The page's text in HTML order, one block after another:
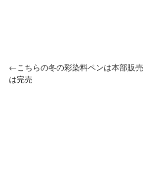
←こちらの冬の彩染料ペンは本部販売
は完売